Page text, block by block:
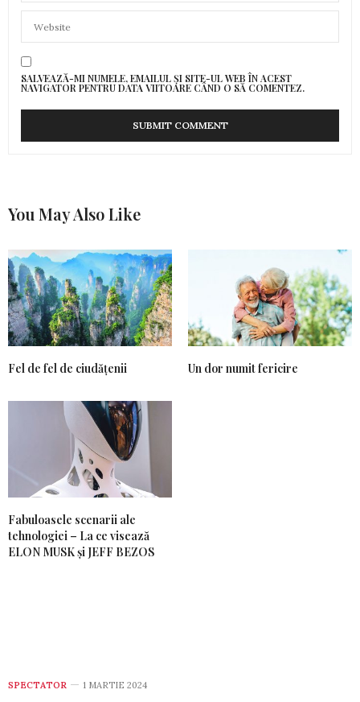
SALVEAZĂ-MI NUMELE, EMAILUL ȘI SITE-UL WEB ÎN ACEST
NAVIGATOR PENTRU DATA VIITOARE CÂND O SĂ COMENTEZ.
You May Also Like
Fel de fel de ciudățenii Un dor numit fericire
Fabuloasele scenarii ale
tehnologiei – La ce visează
ELON MUSK și JEFF BEZOS
SPECTATOR 1 MARTIE 2024